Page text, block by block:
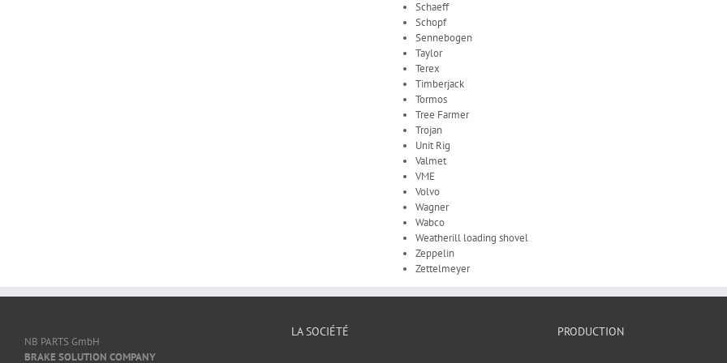
Schaeff
Schopf
Sennebogen
Taylor
Terex
Timberjack
Tormos
Tree Farmer
Trojan
Unit Rig
Valmet
VME
Volvo
Wagner
Wabco
Weatherill loading shovel
Zeppelin
Zettelmeyer
NB PARTS GmbH
BRAKE SOLUTION COMPANY
LA SOCIÉTÉ PRODUCTION